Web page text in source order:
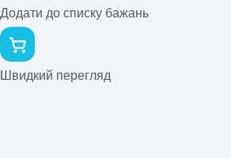
Додати до списку бажань
Швидкий перегляд